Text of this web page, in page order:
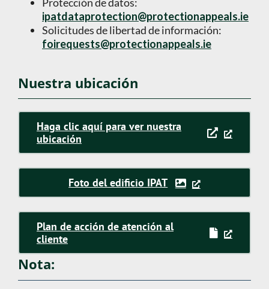
Protección de datos:
ipatdataprotection@protectionappeals.ie
Solicitudes de libertad de información:
foirequests@protectionappeals.ie
Nuestra ubicación
Haga clic aquí para ver nuestra
ubicación
Foto del edificio IPAT
Plan de acción de atención al
cliente
Nota: